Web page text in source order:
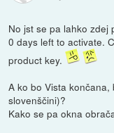
No jst se pa lahko zdej
0 days left to activate.
product key.
A ko bo Vista
slovenščini)?
Kako se pa okna